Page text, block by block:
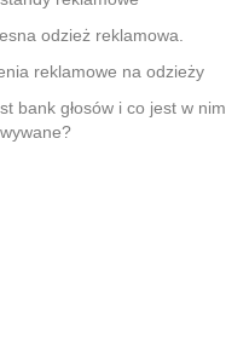
odzież reklamowa.
reklamowe na odzieży
bank głosów i co jest w nim